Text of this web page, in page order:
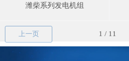
潍柴系列发电机组
上一页